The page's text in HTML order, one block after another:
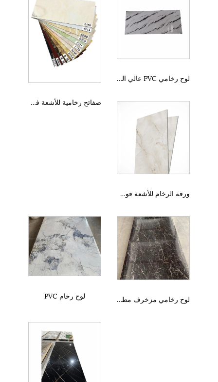
صفائح رخامية للأشعة فوق البنفسجية
لوح رخامي PVC عالي اللمعان 1220x2440 مللي متر للأشعة فوق البنفسجية
ورقة الرخام للأشعة فوق البنفسجية PVC
لوح رخام PVC لوح رخامي مزخرف مطلي بالأشعة فوق البنفسجية